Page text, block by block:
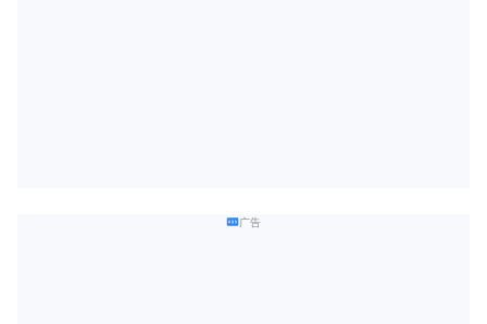
广告